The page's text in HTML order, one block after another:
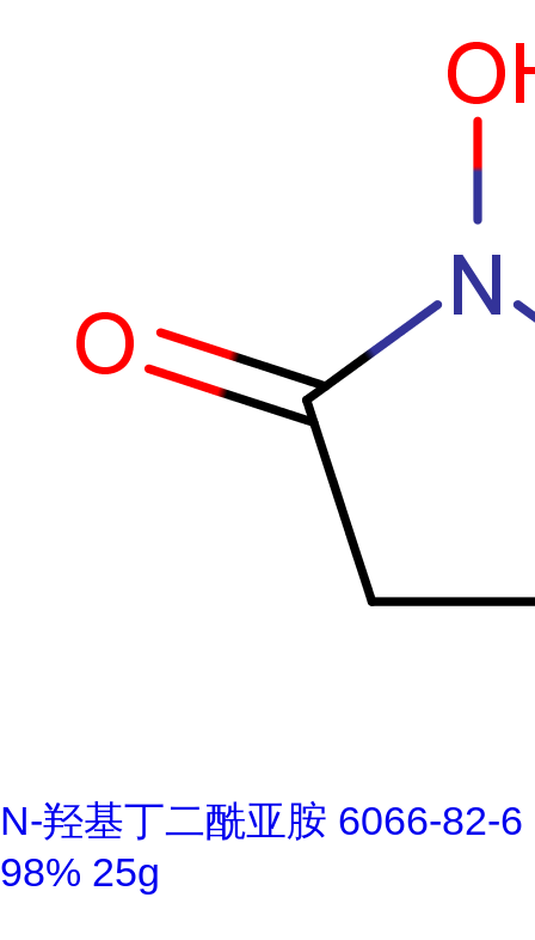
N-羟基丁二酰亚胺 6066-82-6
98% 25g